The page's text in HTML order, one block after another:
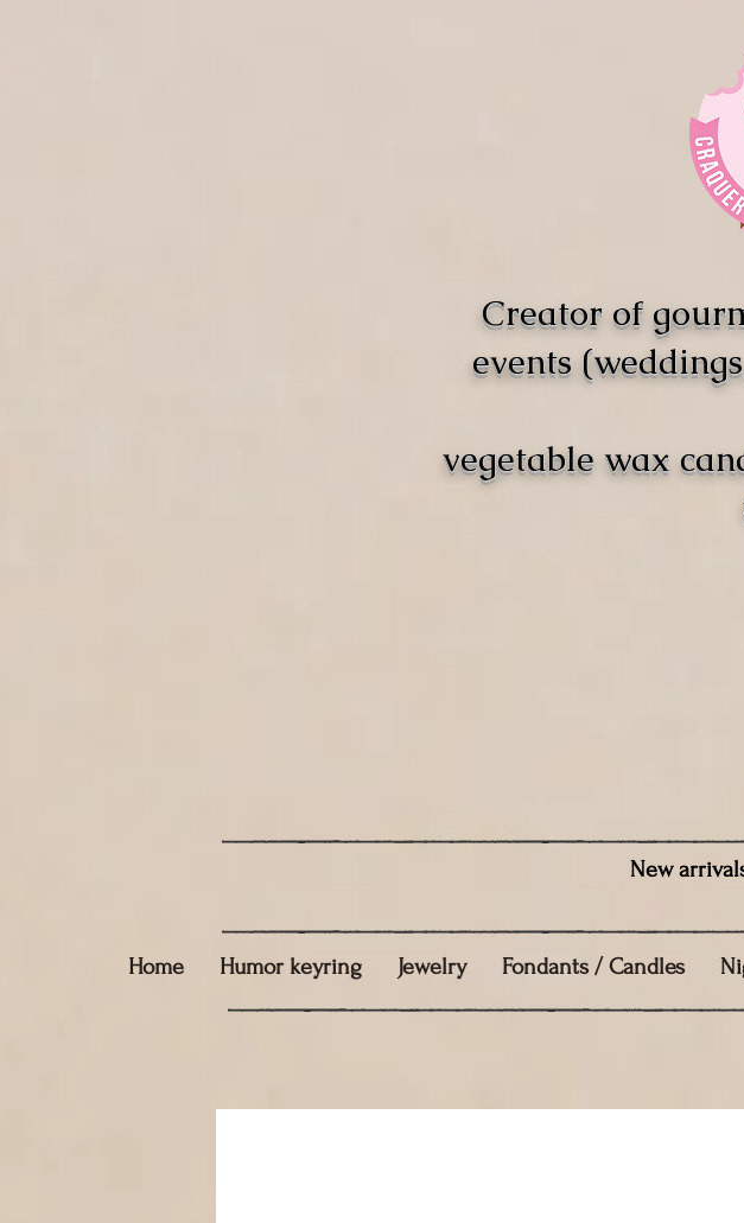
Creator of
events
vegetable wax
New
Home Humor keyring Jewelry Fondants / Candles